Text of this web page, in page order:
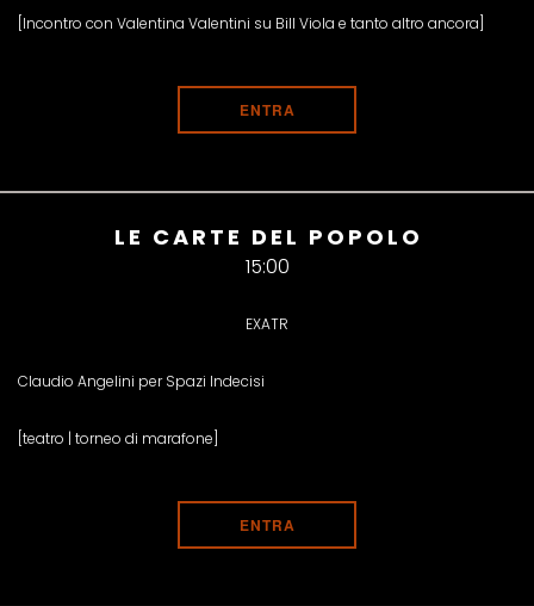
[Incontro con Valentina Valentini su Bill Viola e tanto altro ancora]
ENTRA
LE CARTE DEL POPOLO
15:00
EXATR
Claudio Angelini per Spazi Indecisi
[teatro | torneo di marafone]
ENTRA